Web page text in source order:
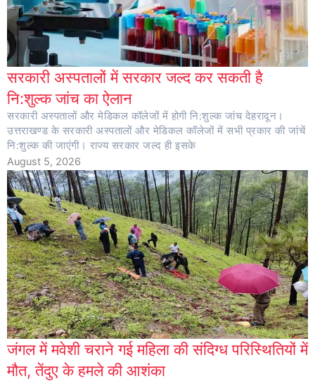
सरकारी अस्पतालों में सरकार जल्द कर सकती है
नि:शुल्क जांच का ऐलान
सरकारी अस्पतालों और मेडिकल कॉलेजों में होगी नि:शुल्क जांच देहरादून।
उत्तराखण्ड के सरकारी अस्पतालों और मेडिकल कॉलेजों में सभी प्रकार की जांचें
नि:शुल्क की जाएंगी। राज्य सरकार जल्द ही इसके
August 5, 2026
जंगल में मवेशी चराने गई महिला की संदिग्ध परिस्थितियों में
मौत, तेंदुए के हमले की आशंका